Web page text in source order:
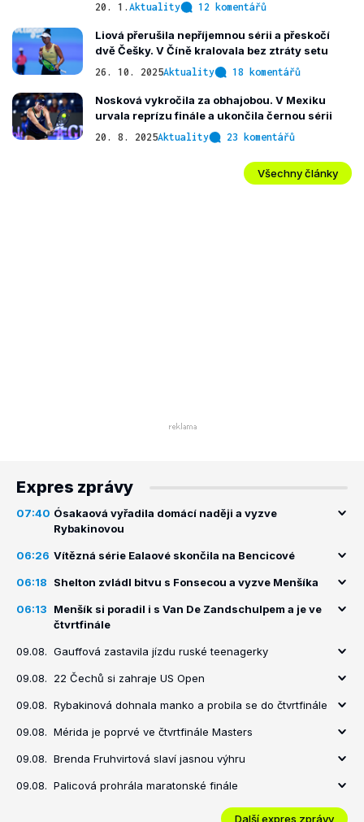
20. 1. Aktuality 12 komentářů
Liová přerušila nepříjemnou sérii a přeskočí
dvě Češky. V Číně kralovala bez ztráty setu
26. 10. 2025Aktuality 18 komentářů
Nosková vykročila za obhajobou. V Mexiku
urvala reprízu finále a ukončila černou sérii
20. 8. 2025Aktuality 23 komentářů
Všechny články
Expres zprávy
07:40 Ósakaová vyřadila domácí naději a vyzve
Rybakinovou
06:26 Vítězná série Ealaové skončila na Bencicové
06:18 Shelton zvládl bitvu s Fonsecou a vyzve Menšíka
06:13
Menšík si poradil i s Van De Zandschulpem a je ve
čtvrtfinále
09.08. Gauffová zastavila jízdu ruské teenagerky
09.08. 22 Čechů si zahraje US Open
09.08. Rybakinová dohnala manko a probila se do čtvrtfinále
09.08. Mérida je poprvé ve čtvrtfinále Masters
09.08. Brenda Fruhvirtová slaví jasnou výhru
09.08. Palicová prohrála maratonské finále
Další expres zprávy